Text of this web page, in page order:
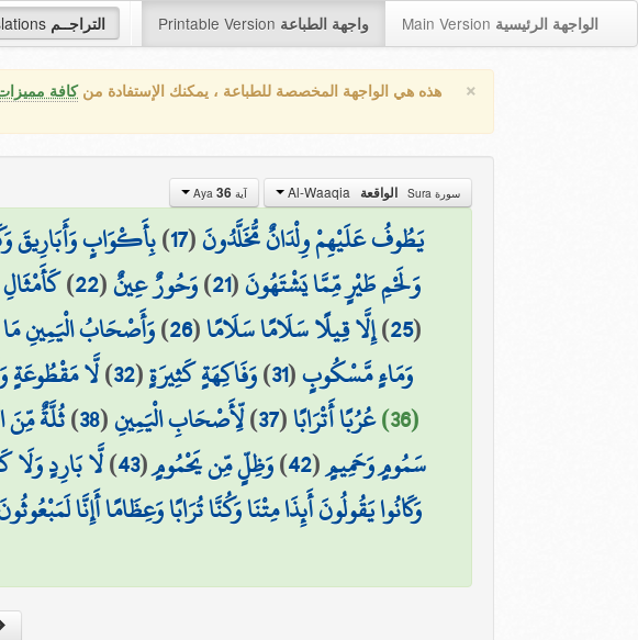
التراجــم Printable Version واجهة الطباعة Main Version الواجهة الرئيسية
× هذه هي الواجهة المخصصة للطباعة ، يمكنك الإستفادة منكافة
سورة Sura الواقعة آية Aya 36
يَطُوفُ عَلَيْهِمْ وِلْدَانٌ مُّخَلَّدُونَ(
17
)بِأَكْوَابٍ وَأَبَارِيقَ
وَلَحْمِ طَيْرٍ مِّمَّا يَشْتَهُونَ(
21
)وَحُورٌ عِينٌ(
22
)
(
25
)إِلَّا قِيلًا سَلَامًا سَلَامًا(
26
)وَأَصْحَابُ الْيَمِينِ
وَمَاءٍ مَّسْكُوبٍ(
31
)وَفَاكِهَةٍ كَثِيرَةٍ(
32
)لَّا مَقْطُوعَةٍ
(36)
عُرُبًا أَتْرَابًا(
37
)لِّأَصْحَابِ الْيَمِينِ(
38
)ثُلَّةٌ مِّنَ
سَمُومٍ وَحَمِيمٍ(
42
)وَظِلٍّ مِّن يَحْمُومٍ(
43
)لَّا بَارِدٍ وَلَا
وَكَانُوا يَقُولُونَ أَئِذَا مِتْنَا وَكُنَّا تُرَابًا وَعِظَامًا أَإِنَّا